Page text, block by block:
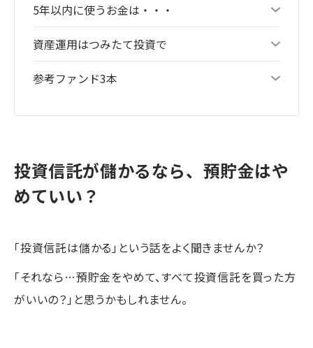
5年以内に使うお金は・・・
資産運用はつみたて投資で
参考ファンド3本
投資信託が儲かるなら、預貯金はや
めていい？
「投資信託は儲かる」という話をよく聞きませんか？
「それなら…預貯金をやめて、すべて投資信託を買った方
がいいの？」と思うかもしれません。